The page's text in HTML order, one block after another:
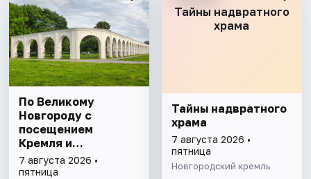
По Великому
Новгороду с
посещением
Кремля и
Ярославова
дворища
7 августа 2026 •
пятница
Тайны надвратного
храма
Тайны надвратного
храма
7 августа 2026 •
пятница
Новгородский кремль